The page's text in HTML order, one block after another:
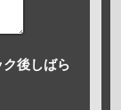
後しばら